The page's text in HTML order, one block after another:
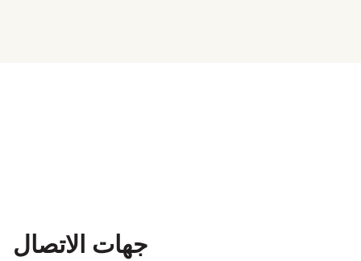
جهات الاتصال